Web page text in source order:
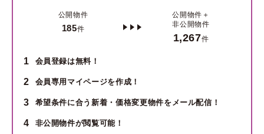
公開物件
185件
公開物件＋
非公開物件
1,267件
1 会員登録は無料！
2 会員専用マイページを作成！
3 希望条件に合う新着・価格変更物件をメール配信！
4 非公開物件が閲覧可能！